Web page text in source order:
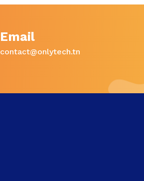
Email
contact@onlytech.tn